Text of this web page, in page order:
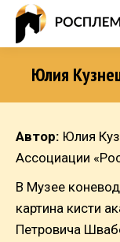
Юлия
Автор: Юлия
Ассоциации
В Музее
картина кисти
Петровича